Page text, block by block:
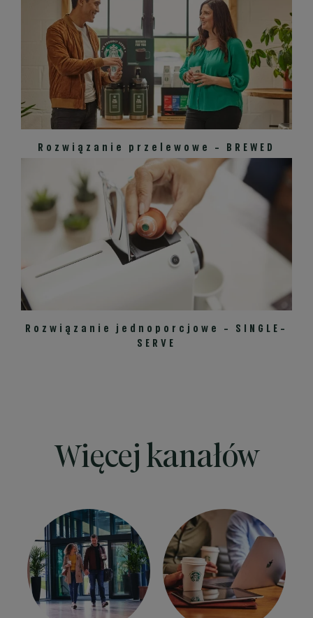
Rozwiązanie przelewowe - BREWED
Rozwiązanie jednoporcjowe - SINGLE-
SERVE
Więcej kanałów